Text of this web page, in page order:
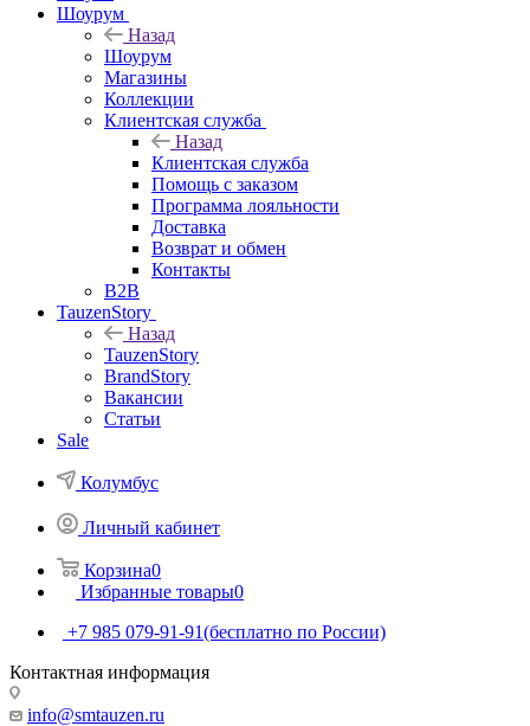
Шоурум
Назад
Шоурум
Магазины
Коллекции
Клиентская служба
Назад
Клиентская служба
Помощь с заказом
Программа лояльности
Доставка
Возврат и обмен
Контакты
B2B
TauzenStory
Назад
TauzenStory
BrandStory
Вакансии
Статьи
Sale
Колумбус
Личный кабинет
Корзина0
Избранные товары0
+7 985 079-91-91(бесплатно по России)
Контактная информация
info@smtauzen.ru